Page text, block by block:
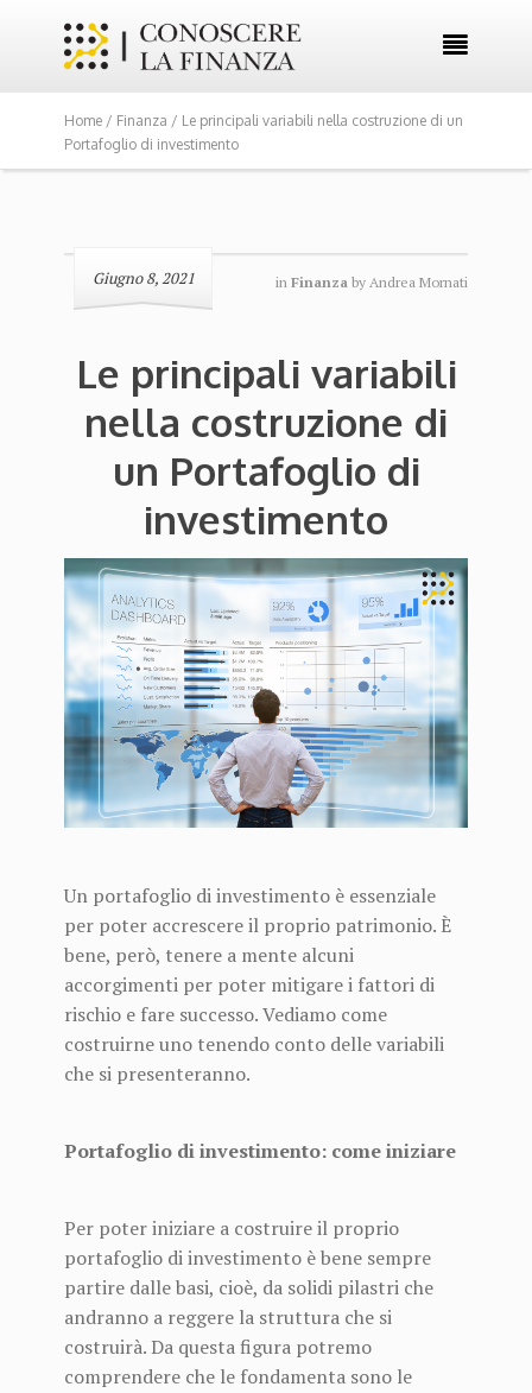

Home / Finanza / Le principali variabili nella costruzione di un
Portafoglio di investimento
Giugno 8, 2021 in Finanza by Andrea Mornati
Le principali variabili
nella costruzione di
un Portafoglio di
investimento
Un portafoglio di investimento è essenziale
per poter accrescere il proprio patrimonio. È
bene, però, tenere a mente alcuni
accorgimenti per poter mitigare i fattori di
rischio e fare successo. Vediamo come
costruirne uno tenendo conto delle variabili
che si presenteranno.
Portafoglio di investimento: come iniziare
Per poter iniziare a costruire il proprio
portafoglio di investimento è bene sempre
partire dalle basi, cioè, da solidi pilastri che
andranno a reggere la struttura che si
costruirà. Da questa figura potremo
comprendere che le fondamenta sono le